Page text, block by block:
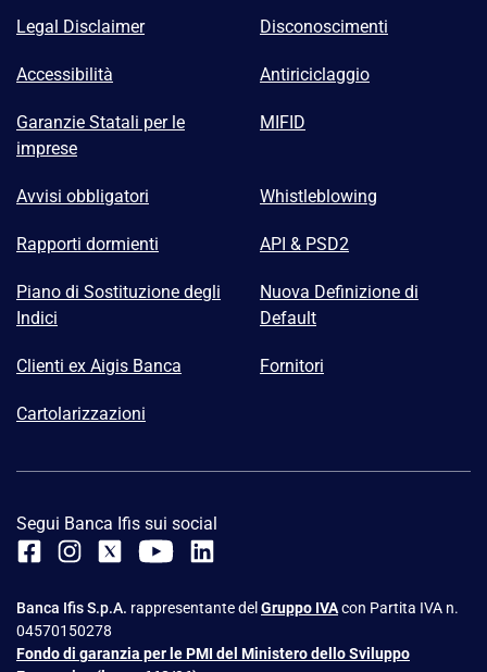
Legal Disclaimer Disconoscimenti
Accessibilità Antiriciclaggio
Garanzie Statali per le
imprese
MIFID
Avvisi obbligatori Whistleblowing
Rapporti dormienti API & PSD2
Piano di Sostituzione degli
Indici
Nuova Definizione di
Default
Clienti ex Aigis Banca Fornitori
Cartolarizzazioni
Segui Banca Ifis sui social
Banca Ifis S.p.A. rappresentante del Gruppo IVAcon Partita IVA n.
04570150278
Fondo di garanzia per le PMI del Ministero dello Sviluppo